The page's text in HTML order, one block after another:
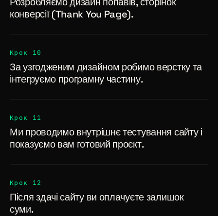
конверсії (Thank You Page).
Крок 10
За узгодженим дизайном робимо верстку та
інтегруємо програмну частину.
Крок 11
Ми проводимо внутрішнє тестування сайту і
показуємо вам готовий проєкт.
Крок 12
Після здачі сайту ви оплачуєте залишок
суми.